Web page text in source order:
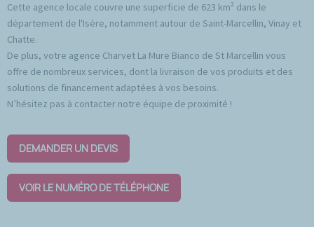
Cette agence locale couvre une superficie de 623 km² dans le
département de l'Isère, notamment autour de Saint-Marcellin, Vinay et
Chatte.
De plus, votre agence Charvet La Mure Bianco de St Marcellin vous
offre de nombreux services, dont la livraison de vos produits et des
solutions de financement adaptées à vos besoins.
N’hésitez pas à contacter notre équipe de proximité !
DEMANDER UN DEVIS
VOIR LE NUMÉRO DE TÉLÉPHONE